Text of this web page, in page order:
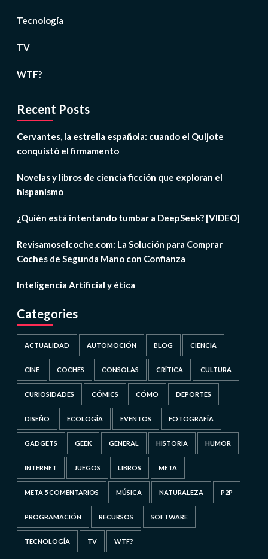
Tecnología
TV
WTF?
Recent Posts
Cervantes, la estrella española: cuando el Quijote
conquistó el firmamento
Novelas y libros de ciencia ficción que exploran el
hispanismo
¿Quién está intentando tumbar a DeepSeek? [VIDEO]
Revisamoselcoche.com: La Solución para Comprar
Coches de Segunda Mano con Confianza
Inteligencia Artificial y ética
Categories
ACTUALIDAD AUTOMOCIÓN BLOG CIENCIA
CINE COCHES CONSOLAS CRÍTICA CULTURA
CURIOSIDADES CÓMICS CÓMO DEPORTES
DISEÑO ECOLOGÍA EVENTOS FOTOGRAFÍA
GADGETS GEEK GENERAL HISTORIA HUMOR
INTERNET JUEGOS LIBROS META
META 5 COMENTARIOS MÚSICA NATURALEZA P2P
PROGRAMACIÓN RECURSOS SOFTWARE
TECNOLOGÍA TV WTF?